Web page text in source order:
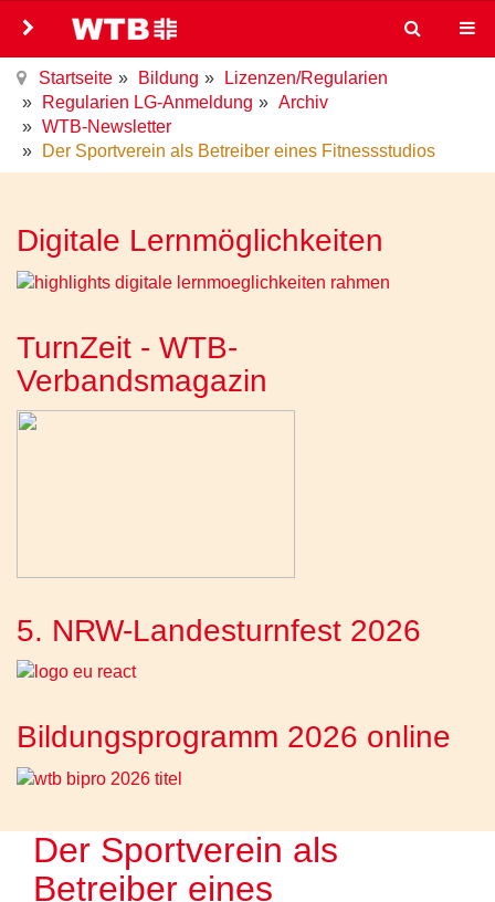
Startseite Bildung
Lizenzen/Regularien
Regularien LG-Anmeldung
Archiv
WTB-Newsletter
Der Sportverein als Betreiber eines Fitnessstudios
Digitale Lernmöglichkeiten
TurnZeit - WTB-
Verbandsmagazin
5. NRW-Landesturnfest 2026
Bildungsprogramm 2026 online
Der Sportverein als
Betreiber eines